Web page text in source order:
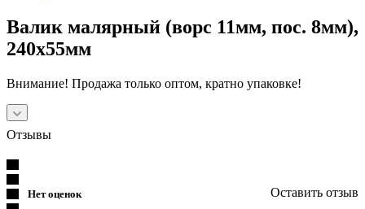
Валик малярный (ворс 11мм, пос. 8мм),
240x55мм
Внимание! Продажа только оптом, кратно упаковке!
Отзывы
Нет оценок Оставить отзыв